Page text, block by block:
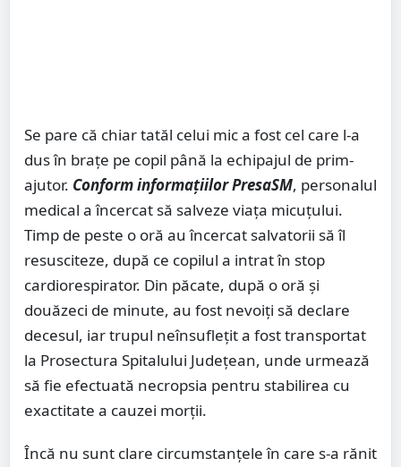
Se pare că chiar tatăl celui mic a fost cel care l-a
dus în brațe pe copil până la echipajul de prim-
ajutor. Conform informațiilor PresaSM, personalul
medical a încercat să salveze viața micuțului.
Timp de peste o oră au încercat salvatorii să îl
resusciteze, după ce copilul a intrat în stop
cardiorespirator. Din păcate, după o oră și
douăzeci de minute, au fost nevoiți să declare
decesul, iar trupul neînsuflețit a fost transportat
la Prosectura Spitalului Județean, unde urmează
să fie efectuată necropsia pentru stabilirea cu
exactitate a cauzei morții.
Încă nu sunt clare circumstanțele în care s-a rănit